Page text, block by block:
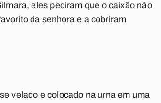
eles pediram que o caixão não
da senhora e a cobriram
velado e colocado na urna em uma